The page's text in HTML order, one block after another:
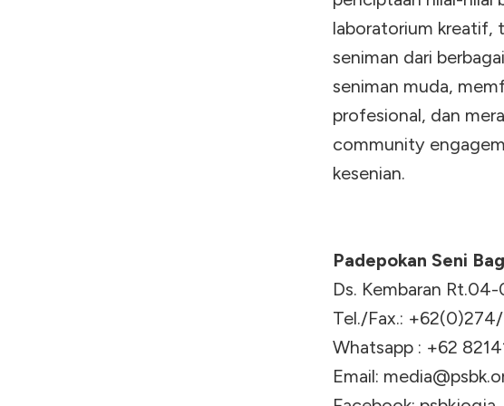
laboratorium kreatif,
seniman dari
seniman muda,
profesional, dan
community
kesenian.
Padepokan Seni
Ds. Kembaran
Tel./Fax.:
Whatsapp : +62
Email: